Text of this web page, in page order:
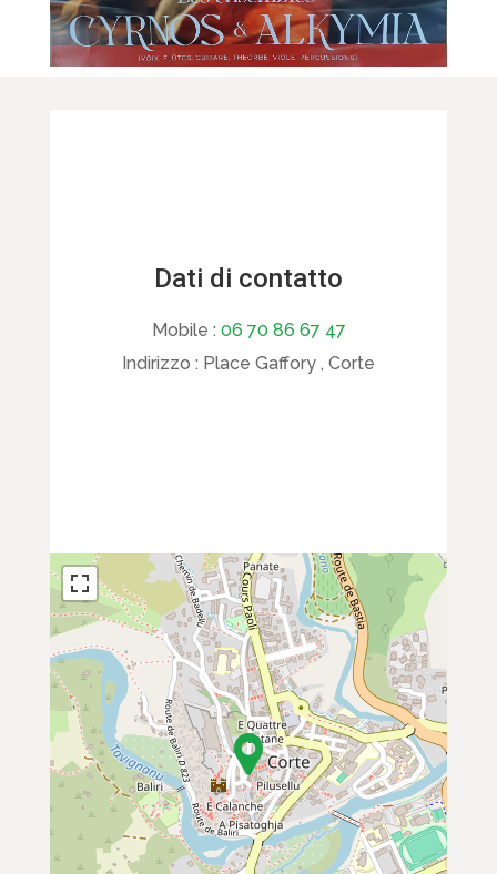
Dati di contatto
Mobile : 06 70 86 67 47
Indirizzo : Place Gaffory , Corte